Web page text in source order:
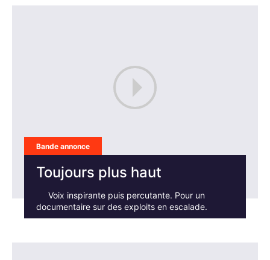
Bande annonce
Toujours plus haut
Voix inspirante puis percutante. Pour un
documentaire sur des exploits en escalade.